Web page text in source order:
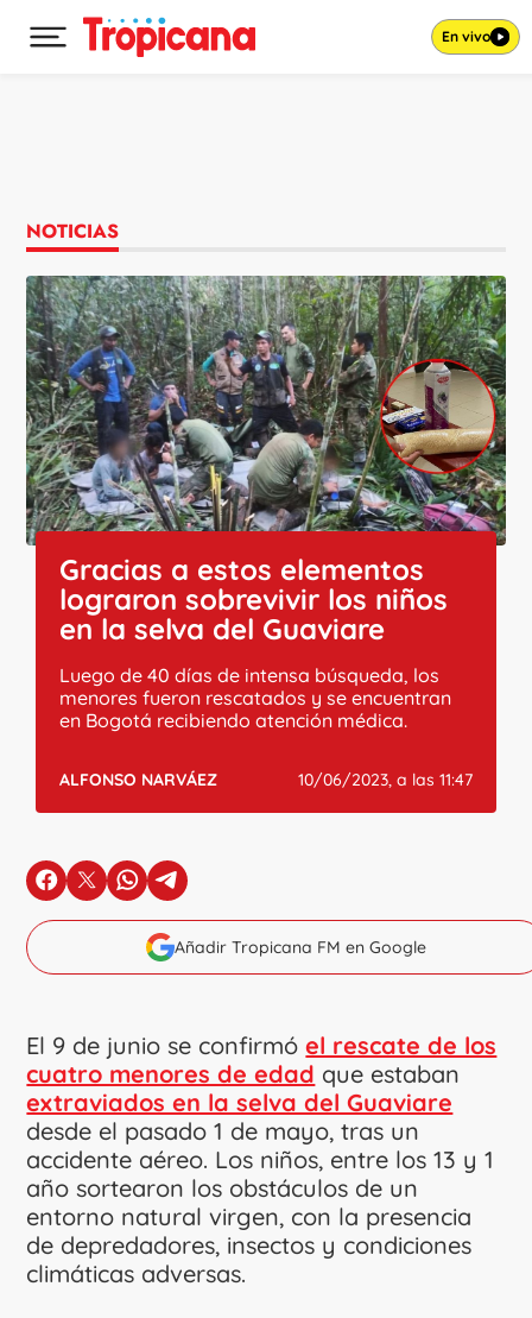
Desplegar menú principal En vivo
NOTICIAS
Gracias a estos elementos
lograron sobrevivir los niños
en la selva del Guaviare
Luego de 40 días de intensa búsqueda, los
menores fueron rescatados y se encuentran
en Bogotá recibiendo atención médica.
ALFONSO NARVÁEZ 10/06/2023, a las 11:47
en Facebook
en Xen Whatsapp
en Telegram
Añadir Tropicana FM en Google
El 9 de junio se confirmóel rescate de los
cuatro menores de edad que estaban
extraviados en la selva del Guaviare
desde el pasado 1 de mayo, tras un
accidente aéreo. Los niños, entre los 13 y 1
año sortearon los obstáculos de un
entorno natural virgen, con la presencia
de depredadores, insectos y condiciones
climáticas adversas.